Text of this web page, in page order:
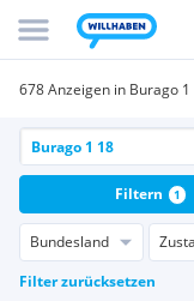
678 Anzeigen in Burago 1
Bundesland
Filter zurücksetzen
Filtern 1